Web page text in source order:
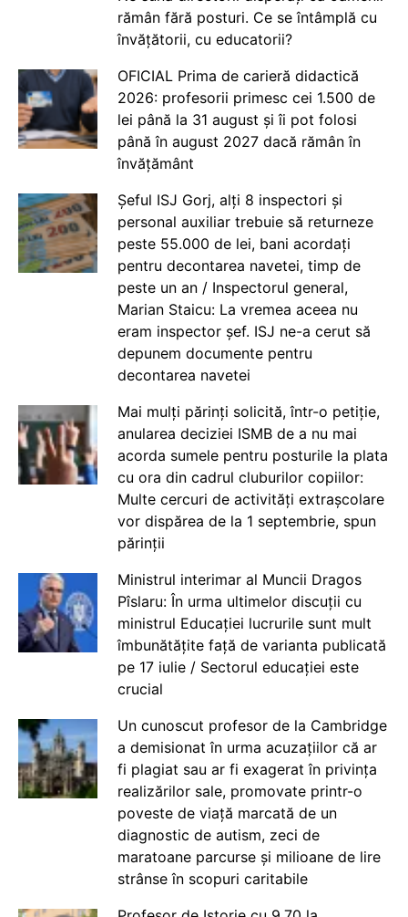
rămân fără posturi. Ce se întâmplă cu
învățătorii, cu educatorii?
OFICIAL Prima de carieră didactică
2026: profesorii primesc cei 1.500 de
lei până la 31 august și îi pot folosi
până în august 2027 dacă rămân în
învățământ
Șeful ISJ Gorj, alți 8 inspectori și
personal auxiliar trebuie să returneze
peste 55.000 de lei, bani acordați
pentru decontarea navetei, timp de
peste un an / Inspectorul general,
Marian Staicu: La vremea aceea nu
eram inspector șef. ISJ ne-a cerut să
depunem documente pentru
decontarea navetei
Mai mulți părinți solicită, într-o petiție,
anularea deciziei ISMB de a nu mai
acorda sumele pentru posturile la plata
cu ora din cadrul cluburilor copiilor:
Multe cercuri de activități extrașcolare
vor dispărea de la 1 septembrie, spun
părinții
Ministrul interimar al Muncii Dragos
Pîslaru: În urma ultimelor discuții cu
ministrul Educației lucrurile sunt mult
îmbunătățite față de varianta publicată
pe 17 iulie / Sectorul educației este
crucial
Un cunoscut profesor de la Cambridge
a demisionat în urma acuzațiilor că ar
fi plagiat sau ar fi exagerat în privința
realizărilor sale, promovate printr-o
poveste de viață marcată de un
diagnostic de autism, zeci de
maratoane parcurse și milioane de lire
strânse în scopuri caritabile